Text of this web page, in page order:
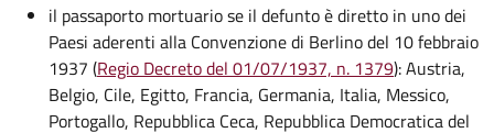
il passaporto mortuario se il defunto è diretto in uno dei
Paesi aderenti alla Convenzione di Berlino del 10 febbraio
1937 (Regio Decreto del 01/07/1937, n. 1379): Austria,
Belgio, Cile, Egitto, Francia, Germania, Italia, Messico,
Portogallo, Repubblica Ceca, Repubblica Democratica del